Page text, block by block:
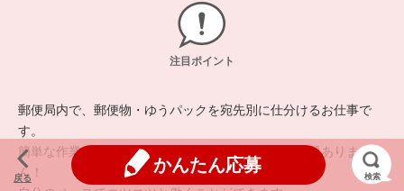
注目ポイント
郵便局内で、郵便物・ゆうパックを宛先別に仕分けるお仕事で
す。
簡単な作業が中心ですので、未経験でもまったく問題ありませ
ん！
戻る
かんたん応募
検索